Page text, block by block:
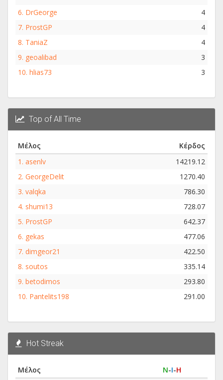
6. DrGeorge
4
7. ProstGP
4
8. TaniaZ
4
9. geoalibad
3
10. hlias73 3
Top of All Time
Μέλος
Κέρδος
1. asenlv
14219.12
2. GeorgeDelit
1270.40
3. valqka
786.30
4. shumi13
728.07
5. ProstGP
642.37
6. gekas
477.06
7. dimgeor21
422.50
8. soutos
335.14
9. betodimos
293.80
10. Pantelits198 291.00
Hot Streak
Μέλος Ν-Ι-Η